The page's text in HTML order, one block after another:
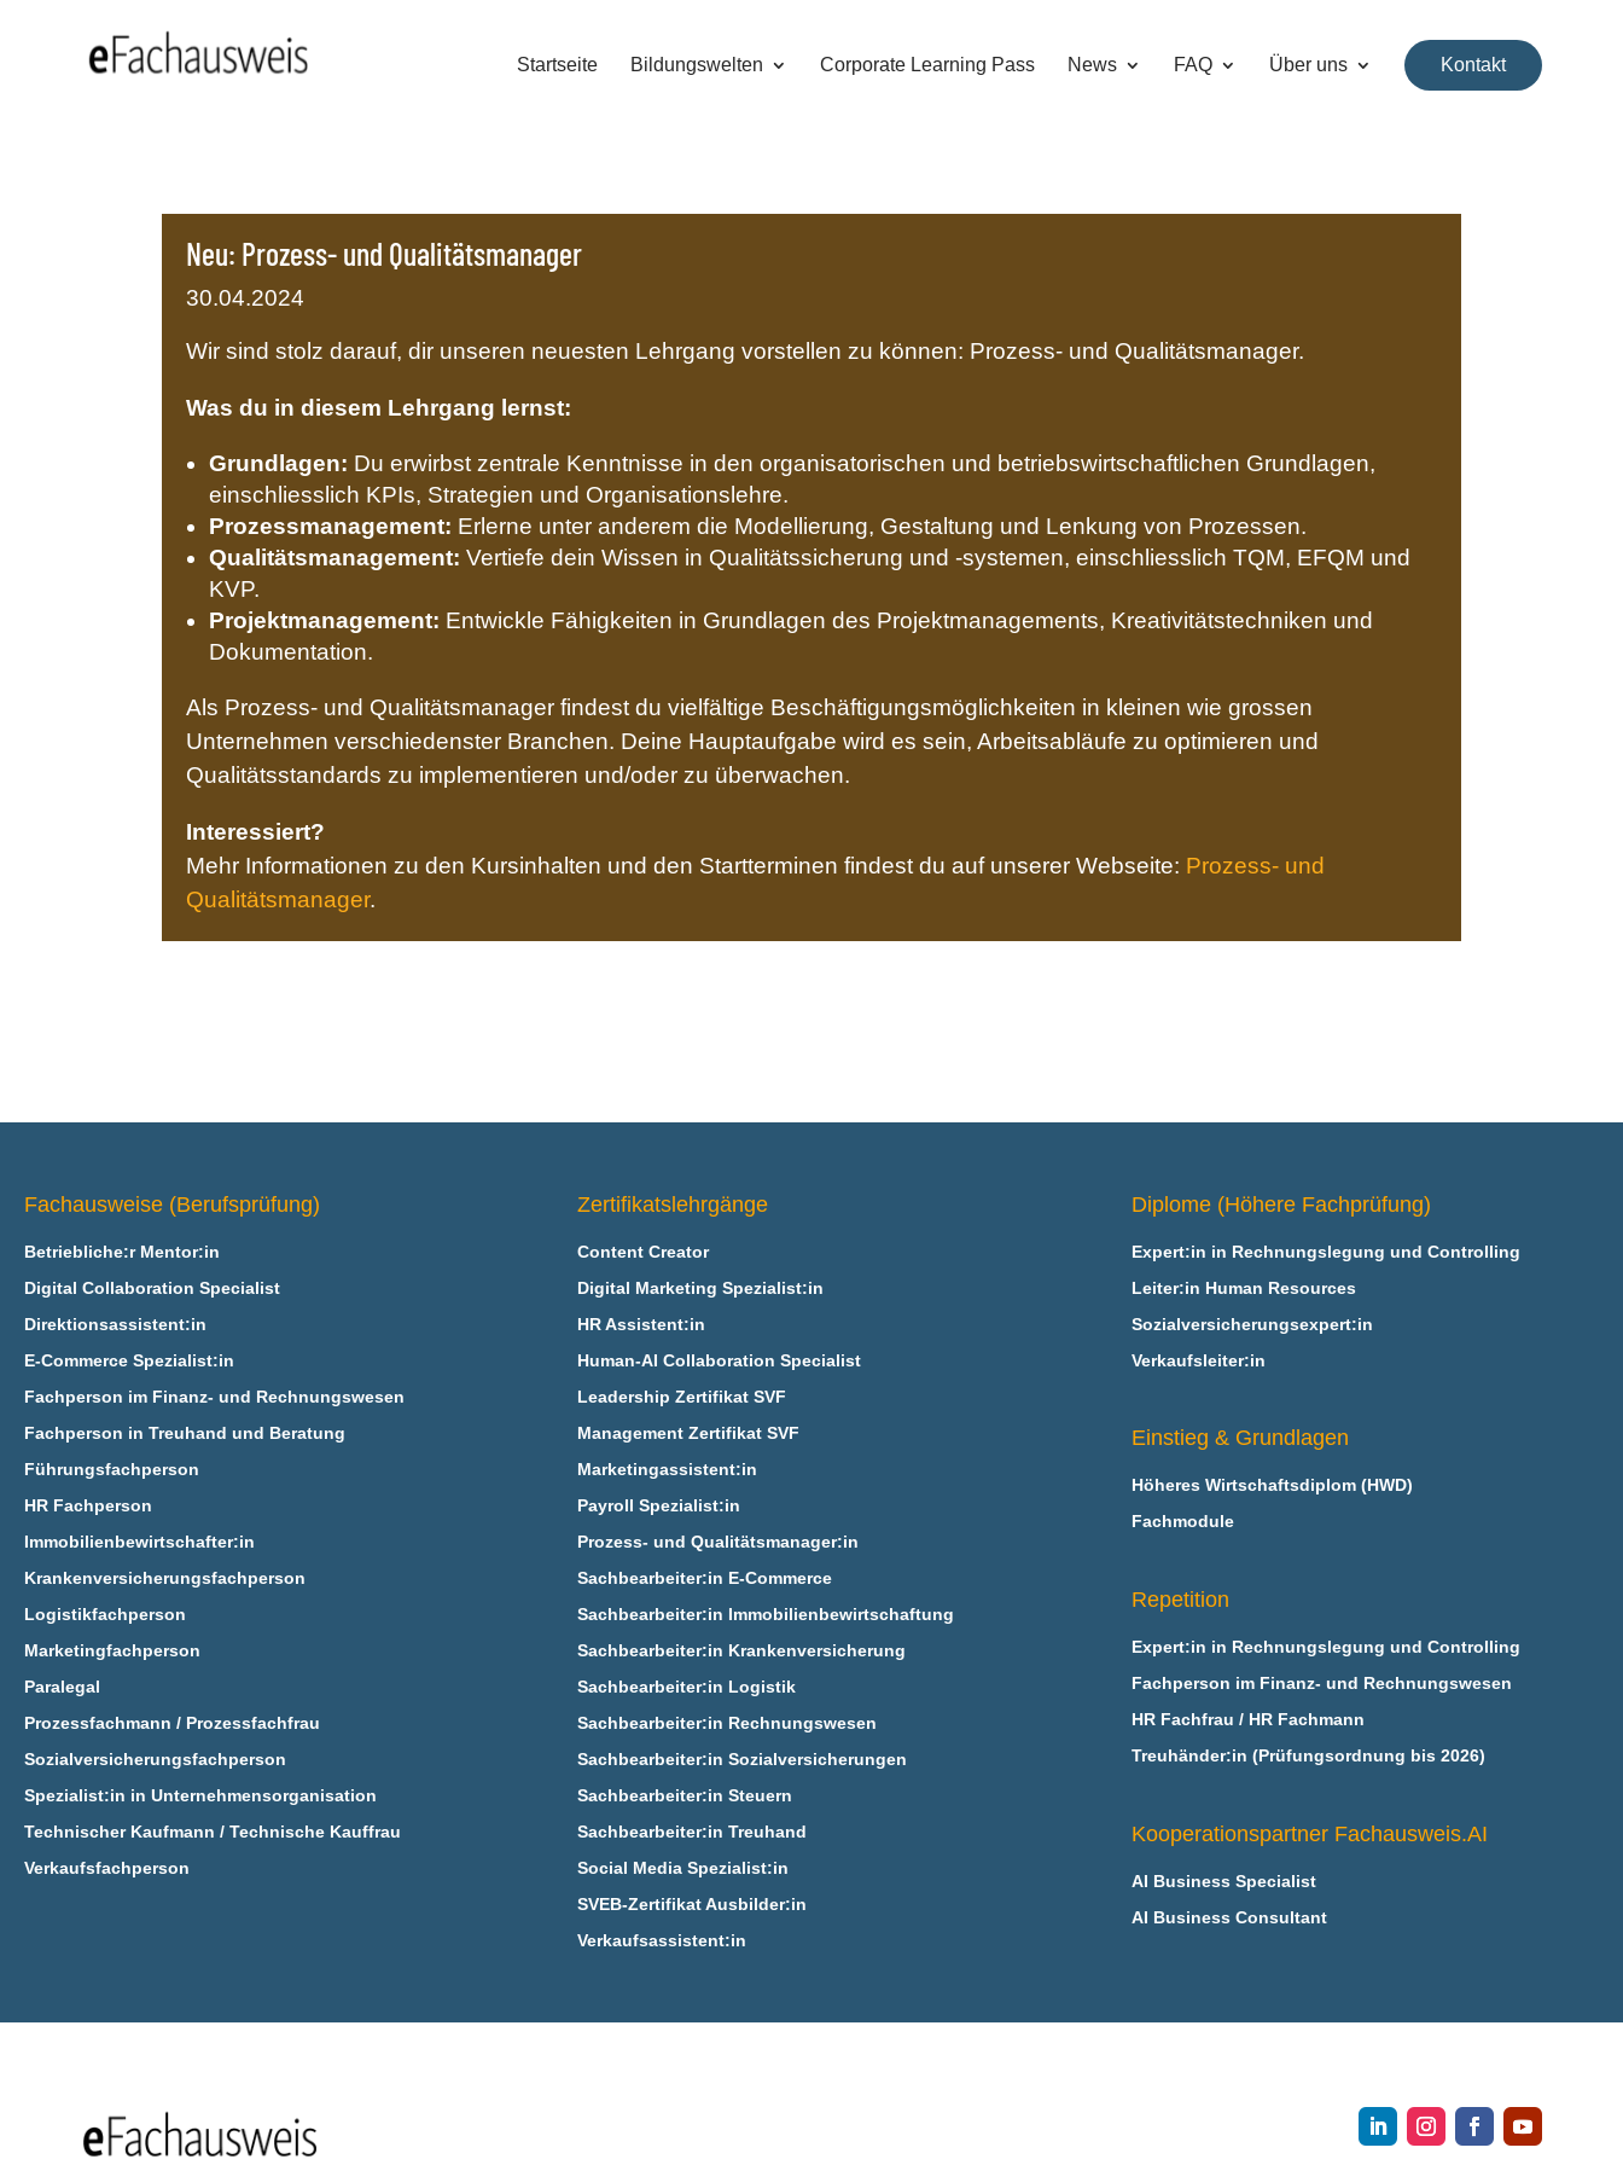
Startseite Bildungswelten Corporate Learning Pass News FAQ Über uns Kontakt
Neu: Prozess- und Qualitätsmanager
30.04.2024
Wir sind stolz darauf, dir unseren neuesten Lehrgang vorstellen zu können: Prozess- und Qualitätsmanager.
Was du in diesem Lehrgang lernst:
Grundlagen: Du erwirbst zentrale Kenntnisse in den organisatorischen und betriebswirtschaftlichen Grundlagen,
einschliesslich KPIs, Strategien und Organisationslehre.
Prozessmanagement: Erlerne unter anderem die Modellierung, Gestaltung und Lenkung von Prozessen.
Qualitätsmanagement: Vertiefe dein Wissen in Qualitätssicherung und -systemen, einschliesslich TQM, EFQM und
KVP.
Projektmanagement: Entwickle Fähigkeiten in Grundlagen des Projektmanagements, Kreativitätstechniken und
Dokumentation.
Als Prozess- und Qualitätsmanager findest du vielfältige Beschäftigungsmöglichkeiten in kleinen wie grossen
Unternehmen verschiedenster Branchen. Deine Hauptaufgabe wird es sein, Arbeitsabläufe zu optimieren und
Qualitätsstandards zu implementieren und/oder zu überwachen.
Interessiert?
Mehr Informationen zu den Kursinhalten und den Startterminen findest du auf unserer Webseite: Prozess- und
Qualitätsmanager.
Fachausweise (Berufsprüfung)
Betriebliche:r Mentor:in
Digital Collaboration Specialist
Direktionsassistent:in
E‑Commerce Spezialist:in
Fachperson im Finanz- und Rechnungswesen
Fachperson in Treuhand und Beratung
Führungsfachperson
HR Fachperson
Immobilienbewirtschafter:in
Krankenversicherungsfachperson
Logistikfachperson
Marketingfachperson
Paralegal
Prozessfachmann / Prozessfachfrau
Sozialversicherungsfachperson
Spezialist:in in Unternehmensorganisation
Technischer Kaufmann / Technische Kauffrau
Verkaufsfachperson
Zertifikatslehrgänge
Content Creator
Digital Marketing Spezialist:in
HR Assistent:in
Human-AI Collaboration Specialist
Leadership Zertifikat SVF
Management Zertifikat SVF
Marketingassistent:in
Payroll Spezialist:in
Prozess- und Qualitätsmanager:in
Sachbearbeiter:in E‑Commerce
Sachbearbeiter:in Immobilienbewirtschaftung
Sachbearbeiter:in Krankenversicherung
Sachbearbeiter:in Logistik
Sachbearbeiter:in Rechnungswesen
Sachbearbeiter:in Sozialversicherungen
Sachbearbeiter:in Steuern
Sachbearbeiter:in Treuhand
Social Media Spezialist:in
SVEB-Zertifikat Ausbilder:in
Verkaufsassistent:in
Diplome (Höhere Fachprüfung)
Expert:in in Rechnungslegung und Controlling
Leiter:in Human Resources
Sozialversicherungsexpert:in
Verkaufsleiter:in
Einstieg & Grundlagen
Höheres Wirtschaftsdiplom (HWD)
Fachmodule
Repetition
Expert:in in Rechnungslegung und Controlling
Fachperson im Finanz- und Rechnungswesen
HR Fachfrau / HR Fachmann
Treuhänder:in (Prüfungsordnung bis 2026)
Kooperationspartner Fachausweis.AI
AI Business Specialist
AI Business Consultant